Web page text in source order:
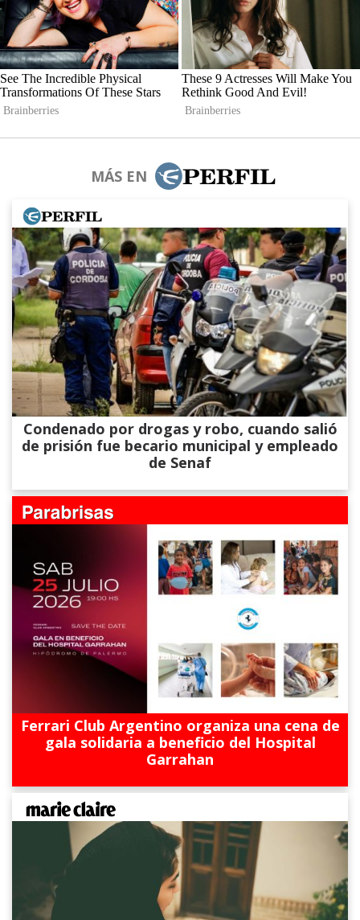
MÁS EN
Condenado por drogas y robo, cuando salió
de prisión fue becario municipal y empleado
de Senaf
Ferrari Club Argentino organiza una cena de
gala solidaria a beneficio del Hospital
Garrahan